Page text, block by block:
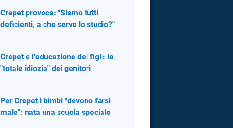
Crepet provoca: "Siamo tutti
deficienti, a che serve lo studio?"
Crepet e l'educazione dei figli: la
"totale idiozia" dei genitori
Per Crepet i bimbi "devono farsi
male": nata una scuola speciale